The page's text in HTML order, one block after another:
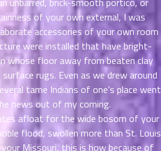
of your own external, I was
accessories of your own room
were installed that have bright-
whose floor away from beaten clay
rugs. Even as we drew around
tame Indians of one’s place went
news out of my coming.
afloat for the wide bosom of your
flood, swollen more than St. Louis
Missouri, this is how because of